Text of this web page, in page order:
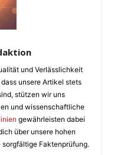
und Verlässlichkeit
unsere Artikel stets
stützen wir uns
und wissenschaftliche
gewährleisten dabei
über unsere hohen
Faktenprüfung.